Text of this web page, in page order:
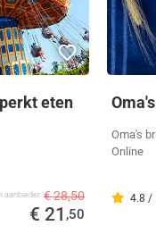
eten
aanbieder € 28,50
€ 21 ,50
Oma's
Online
4.8 /